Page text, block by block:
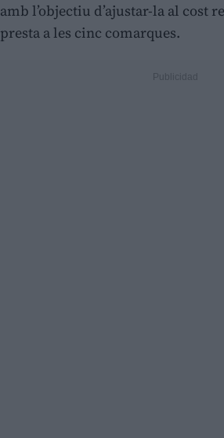
amb l’objectiu d’ajustar-la al cost
presta a les cinc comarques.